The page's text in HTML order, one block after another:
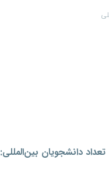
تعداد دانشجویان بین‌المللی: